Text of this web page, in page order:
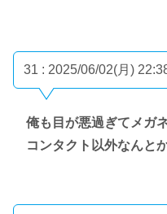
31 : 2025/06/02(月)
俺も目が悪過ぎてメガ
コンタクト以外なんと